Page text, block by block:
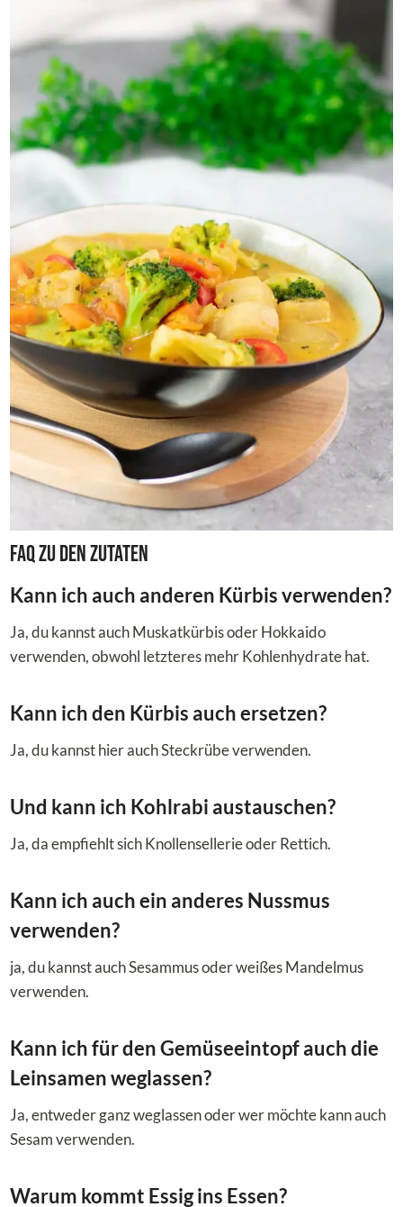
FAQ zu den Zutaten
Kann ich auch anderen Kürbis verwenden?
Ja, du kannst auch Muskatkürbis oder Hokkaido
verwenden, obwohl letzteres mehr Kohlenhydrate hat.
Kann ich den Kürbis auch ersetzen?
Ja, du kannst hier auch Steckrübe verwenden.
Und kann ich Kohlrabi austauschen?
Ja, da empfiehlt sich Knollensellerie oder Rettich.
Kann ich auch ein anderes Nussmus
verwenden?
ja, du kannst auch Sesammus oder weißes Mandelmus
verwenden.
Kann ich für den Gemüseeintopf auch die
Leinsamen weglassen?
Ja, entweder ganz weglassen oder wer möchte kann auch
Sesam verwenden.
Warum kommt Essig ins Essen?